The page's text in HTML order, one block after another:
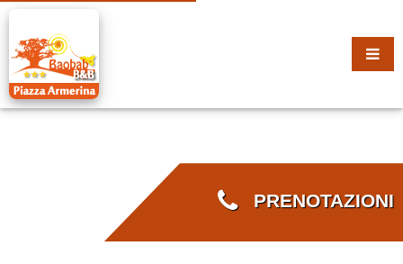
PRENOTAZIONI